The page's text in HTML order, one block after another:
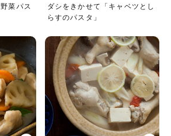
菜パス
ダシをきかせて「キャベツとし
らすのパスタ」